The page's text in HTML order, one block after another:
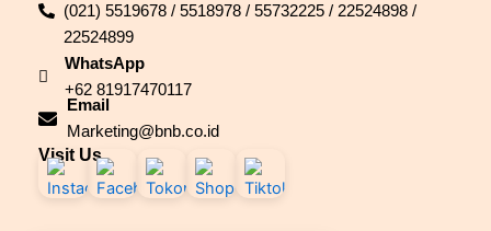
(021) 5519678 / 5518978 / 55732225 / 22524898 /
22524899
WhatsApp
+62 81917470117
Email
Marketing@bnb.co.id
Visit Us